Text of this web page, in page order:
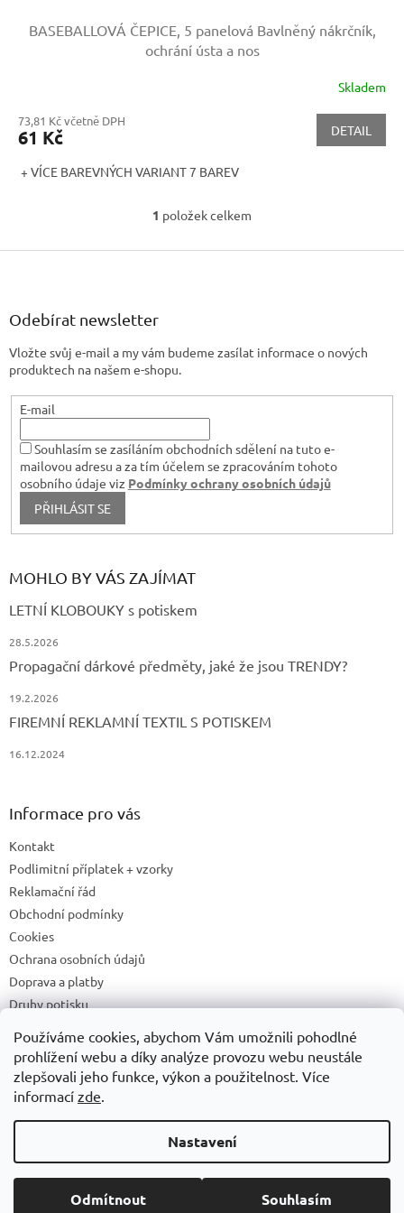
Používáme cookies, abychom Vám umožnili pohodlné
prohlížení webu a díky analýze provozu webu neustále
zlepšovali jeho funkce, výkon a použitelnost. Více
informací zde.
Nastavení
Odmítnout Souhlasím
BASEBALLOVÁ ČEPICE, 5 panelová Bavlněný nákrčník,
ochrání ústa a nos
Skladem
73,81 Kč včetně DPH
61 Kč DETAIL
+ VÍCE BAREVNÝCH VARIANT 7 BAREV
O
l
p
v
v
ý
p
u
1 položek celkem
Z
Odebírat newsletter
Vložte svůj e-mail a my vám budeme zasílat informace o nových
produktech na našem e-shopu.
E-mail
Souhlasím se zasíláním obchodních sdělení na tuto e-
mailovou adresu a za tím účelem se zpracováním tohoto
osobního údaje viz Podmínky ochrany osobních údajů
PŘIHLÁSIT SE
MOHLO BY VÁS ZAJÍMAT
LETNÍ KLOBOUKY s potiskem
28.5.2026
Propagační dárkové předměty, jaké že jsou TRENDY?
19.2.2026
FIREMNÍ REKLAMNÍ TEXTIL S POTISKEM
16.12.2024
Informace pro vás
Kontakt
Podlimitní příplatek + vzorky
Reklamační řád
Obchodní podmínky
Cookies
Ochrana osobních údajů
Doprava a platby
Druhy potisku
Recyklační příspěvky a zpětný odběr elektrozařízení/baterií
. Všechna práva vyhrazena.